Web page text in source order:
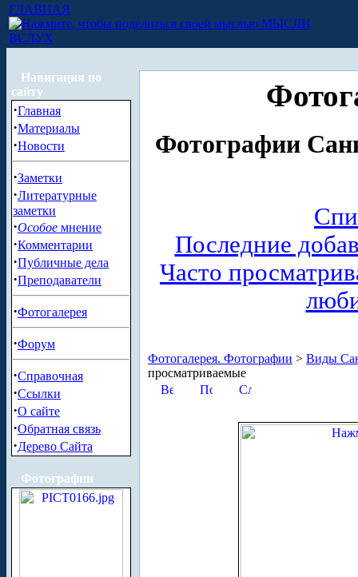
ГЛАВНАЯ
МЫСЛИ
ВСЛУХ
Навигация по
сайту
·Главная
·Материалы
·Новости
·Заметки
·Литературные
заметки
·Особое мнение
·Комментарии
·Публичные дела
·Преподаватели
·Фотогалерея
·Форум
·Справочная
·Ссылки
·О сайте
·Обратная связь
·Дерево Сайта
Фотографии
Фотографии
Последние
Часто
Фотогалерея. Фотографии > Виды
просматриваемые